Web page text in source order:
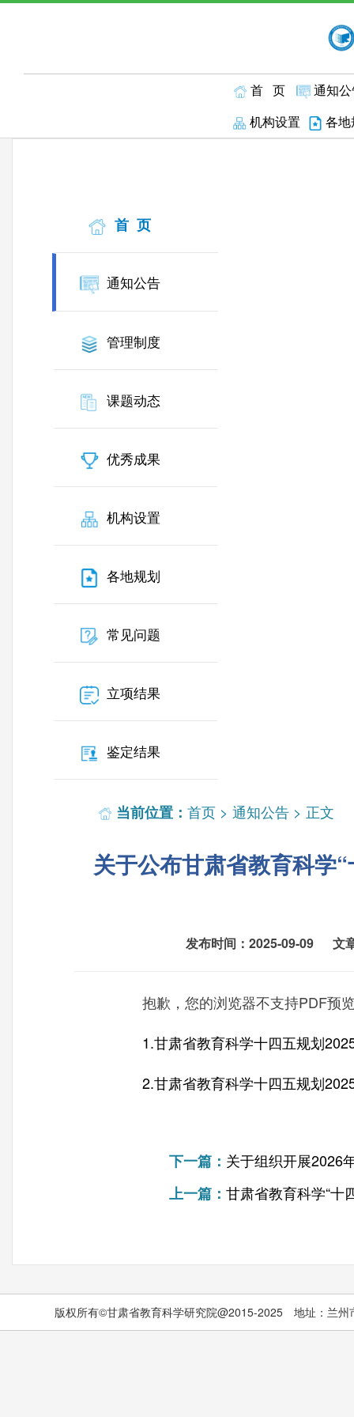
首 页
通知
机构设置
各
首 页
通知公告
管理制度
课题动态
优秀成果
机构设置
各地规划
常见问题
立项结果
鉴定结果
当前位置： 首页 > 通知公告 > 正文
关于公布甘肃省教育科学
发布时间：2025-09-09 文
抱歉，您的浏览器不支持PDF预
1.⽢肃省教育科学⼗四五规划
2.⽢肃省教育科学⼗四五规划
下一篇： 关于组织开展2026
上一篇： 甘肃省教育科学“十
版权所有©甘肃省教育科学研究院@2015-2025 地址：兰